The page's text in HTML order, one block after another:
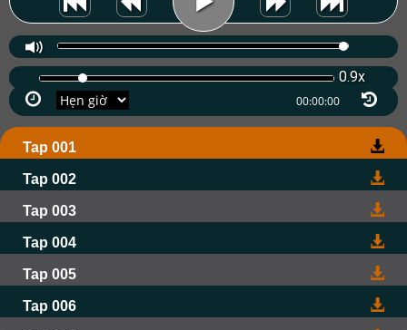
0.9x
Tap 001
Tap 002
Tap 003
Tap 004
Tap 005
Tap 006